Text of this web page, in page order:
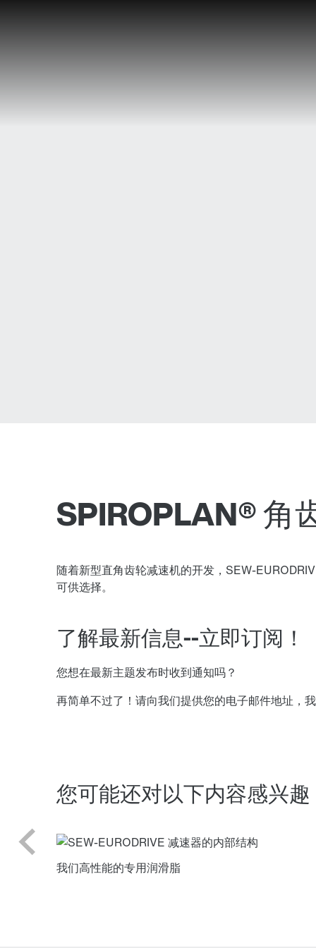
SPIROPLAN®
随着新型直角齿轮减速机的开发，SEW-
可供选择。
了解最新信息--立即订阅！
您想在最新主题发布时收到通知吗？
再简单不过了！请向我们提供您的电子邮件地址，
您可能还对以下内容感兴趣